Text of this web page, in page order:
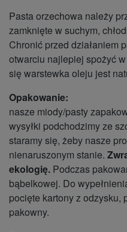
Pasta orzechowa należy
zamknięte w suchym,
Chronić przed działaniem
otwarciu najlepiej spożyć
się warstewka oleju jest
Opakowanie:
nasze miody/pasty
wysyłki podchodzimy ze
staramy się, żeby nasze
nienaruszonym stanie.
ekologię. Podczas
bąbelkowej. Do
pocięte kartony z
pakowny.